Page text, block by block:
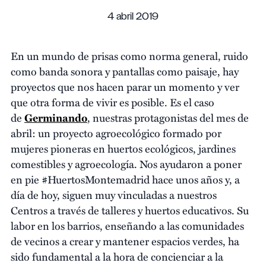
4 abril 2019
En un mundo de prisas como norma general, ruido
como banda sonora y pantallas como paisaje, hay
proyectos que nos hacen parar un momento y ver
que otra forma de vivir es posible. Es el caso
deGerminando, nuestras protagonistas del mes de
abril: un proyecto agroecológico formado por
mujeres pioneras en huertos ecológicos, jardines
comestibles y agroecología. Nos ayudaron a poner
en pie #HuertosMontemadrid hace unos años y, a
día de hoy, siguen muy vinculadas a nuestros
Centros a través de talleres y huertos educativos. Su
labor en los barrios, enseñando a las comunidades
de vecinos a crear y mantener espacios verdes, ha
sido fundamental a la hora de concienciar a la